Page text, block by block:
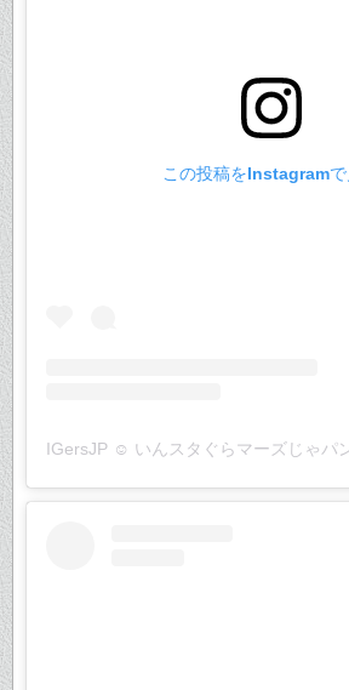
この投稿をInstagramで